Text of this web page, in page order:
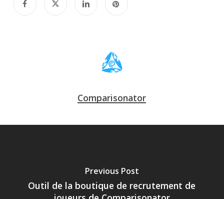
Comparisonator
Previous Post
Outil de la boutique de recrutement de